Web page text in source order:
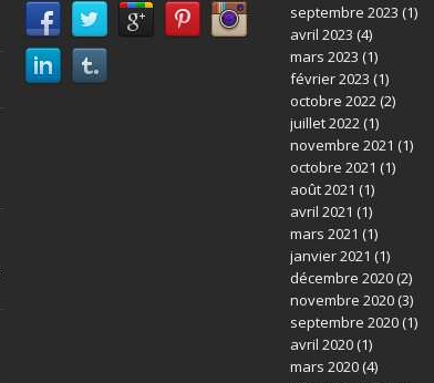
septembre 2023 (1)
avril 2023 (4)
mars 2023 (1)
février 2023 (1)
octobre 2022(2)
juillet 2022(1)
novembre 2021 (1)
octobre 2021 (1)
août 2021 (1)
avril 2021 (1)
mars 2021 (1)
janvier 2021 (1)
décembre 2020(2)
novembre 2020(3)
septembre 2020(1)
avril 2020(1)
mars 2020(4)